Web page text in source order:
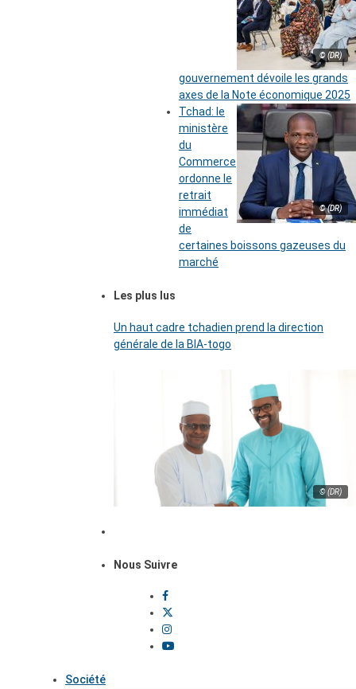
© (DR)
gouvernement dévoile les grands
axes de la Note économique 2025
© (DR)
Tchad: le
ministère
du
Commerce
ordonne le
retrait
immédiat
de
certaines boissons gazeuses du
marché
Les plus lus
Un haut cadre tchadien prend la direction
générale de la BIA-togo
© (DR)
Nous Suivre
Société